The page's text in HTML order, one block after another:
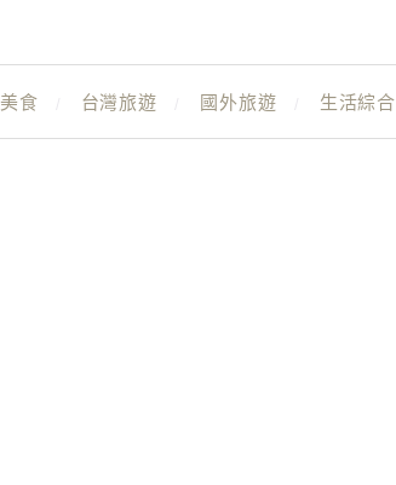
食 台灣旅遊 國外旅遊 生活綜合